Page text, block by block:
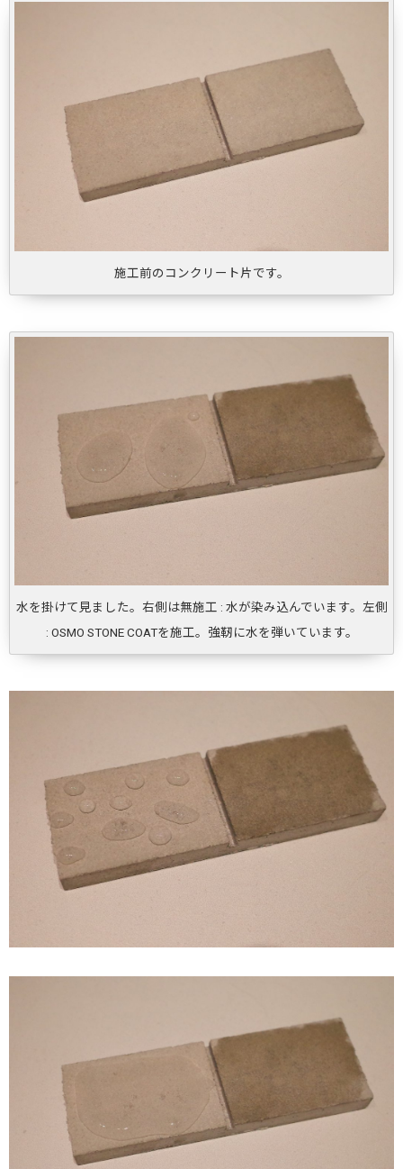
施工前のコンクリート片です。
水を掛けて見ました。右側は無施工 : 水が染み込んでいます。左側
: OSMO STONE COATを施工。強靭に水を弾いています。